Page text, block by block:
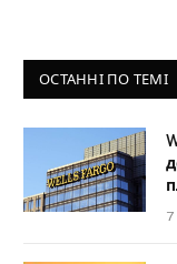
ОСТАННІ ПО ТЕМІ